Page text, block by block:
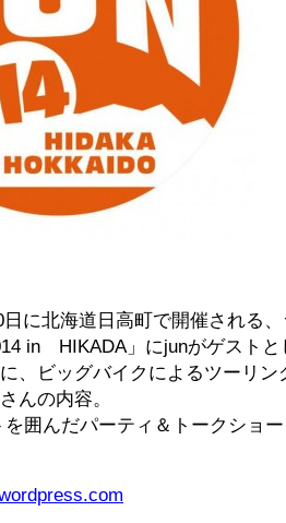
日に北海道日高町で開催される
in HIKADA」にjunがゲストと
、ビッグバイクによるツーリ
んの内容。
囲んだパーティ＆トークショ